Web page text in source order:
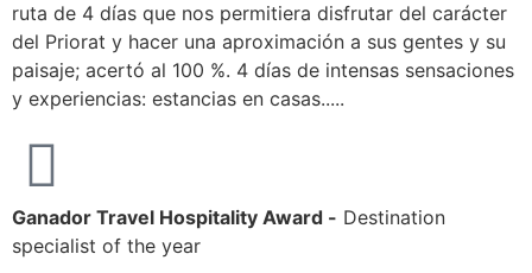
ruta de 4 días que nos permitiera disfrutar del carácter
del Priorat y hacer una aproximación a sus gentes y su
paisaje; acertó al 100 %. 4 días de intensas sensaciones
y experiencias: estancias en casas.....
Ganador Travel Hospitality Award - Destination
specialist of the year